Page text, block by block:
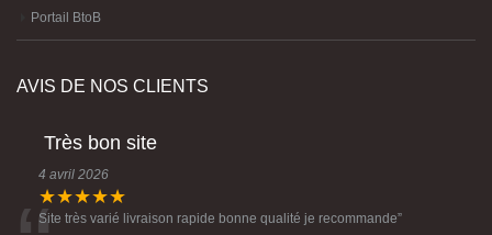
Portail BtoB
AVIS DE NOS CLIENTS
Très bon site
4 avril 2026
★★★★★
Site très varié livraison rapide bonne qualité je recommande”